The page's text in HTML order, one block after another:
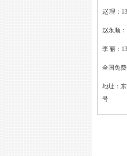
赵 理：
赵永顺：
李 丽：
全国免费
地址：
号